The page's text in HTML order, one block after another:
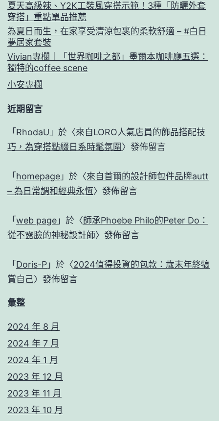
夏天高級辣、Y2K工裝風穿搭示範！3種「防曬外套
穿搭」重點單品推薦
為夏日而生，在家享受清涼包裹的柔軟舒適 – #白日
夢居家套裝
Vivian專欄｜「世界咖啡之都」墨爾本咖啡廳五選：
獨特的coffee scene
小安專欄
近期留言
「 RhodaU 」於〈來自LORO人氣店員的飾品搭配技
巧，為穿搭點綴日系時髦氛圍〉發佈留言
「 homepage 」於〈來自首爾的設計師包件品牌autt
– 為日常調和經典永恆〉發佈留言
「 web page 」於〈師承Phoebe Philo的Peter Do：
從不露臉的神秘設計師〉發佈留言
「 Doris-P 」於〈2024值得投資的包款：歲末年終犒
賞自己〉發佈留言
彙整
2024 年 8 月
2024 年 7 月
2024 年 1 月
2023 年 12 月
2023 年 11 月
2023 年 10 月